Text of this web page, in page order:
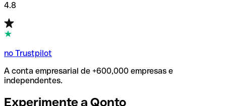
4.8
no Trustpilot
A conta empresarial de +600,000 empresas e
independentes.
Experimente a Qonto